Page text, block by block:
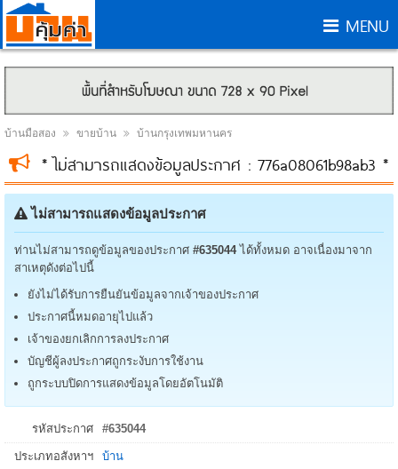
MENU
บ้านมือสอง ขายบ้าน บ้านกรุงเทพมหานคร
* ไม่สามารถแสดงข้อมูลประกาศ : 776a08061b98ab3 *
ไม่สามารถแสดงข้อมูลประกาศ
ท่านไม่สามารถดูข้อมูลของประกาศ #635044ได้ทั้งหมด อาจเนื่องมาจาก
สาเหตุดังต่อไปนี้
ยังไม่ได้รับการยืนยันข้อมูลจากเจ้าของประกาศ
ประกาศนี้หมดอายุไปแล้ว
เจ้าของยกเลิกการลงประกาศ
บัญชีผู้ลงประกาศถูกระงับการใช้งาน
ถูกระบบปิดการแสดงข้อมูลโดยอัตโนมัติ
รหัสประกาศ #635044
ประเภทอสังหาฯ บ้าน